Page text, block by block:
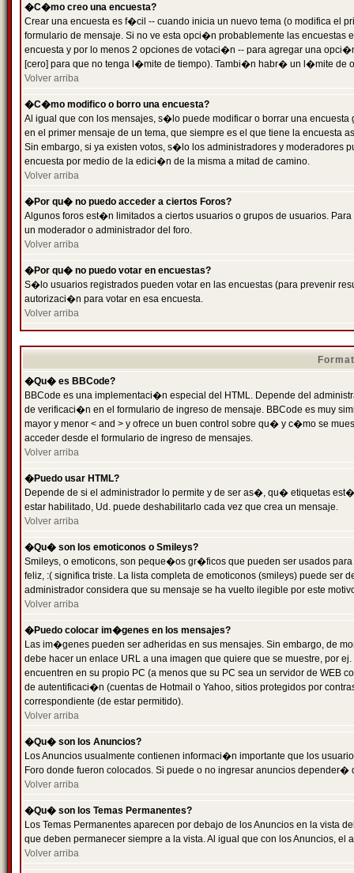
�C�mo creo una encuesta?
Crear una encuesta es f�cil -- cuando inicia un nuevo tema (o modifica el
formulario de mensaje. Si no ve esta opci�n probablemente las
encuesta y por lo menos 2 opciones de votaci�n -- para agregar una
[cero] para que no tenga l�mite de tiempo). Tambi�n habr� un l�mite de
Volver arriba
�C�mo modifico o borro una encuesta?
Al igual que con los mensajes, s�lo puede modificar o borrar una
en el primer mensaje de un tema, que siempre es el que tiene la encuesta
Sin embargo, si ya existen votos, s�lo los administradores y moderadores
encuesta por medio de la edici�n de la misma a mitad de camino.
Volver arriba
�Por qu� no puedo acceder a ciertos Foros?
Algunos foros est�n limitados a ciertos usuarios o grupos de usuarios.
un moderador o administrador del foro.
Volver arriba
�Por qu� no puedo votar en encuestas?
S�lo usuarios registrados pueden votar en las encuestas (para prevenir
autorizaci�n para votar en esa encuesta.
Volver arriba
�Qu� es BBCode?
BBCode es una implementaci�n especial del HTML. Depende del
de verificaci�n en el formulario de ingreso de mensaje. BBCode es muy
mayor y menor < and > y ofrece un buen control sobre qu� y c�mo se
acceder desde el formulario de ingreso de mensajes.
Volver arriba
�Puedo usar HTML?
Depende de si el administrador lo permite y de ser as�, qu� etiquetas
estar habilitado, Ud. puede deshabilitarlo cada vez que crea un mensaje.
Volver arriba
�Qu� son los emoticonos o Smileys?
Smileys, o emoticons, son peque�os gr�ficos que pueden ser usados
feliz, :( significa triste. La lista completa de emoticonos (smileys) puede
administrador considera que su mensaje se ha vuelto ilegible por este
Volver arriba
�Puedo colocar im�genes en los mensajes?
Las im�genes pueden ser adheridas en sus mensajes. Sin embargo, de
debe hacer un enlace URL a una imagen que quiere que se muestre, por
encuentren en su propio PC (a menos que su PC sea un servidor de
de autentificaci�n (cuentas de Hotmail o Yahoo, sitios protegidos por
correspondiente (de estar permitido).
Volver arriba
�Qu� son los Anuncios?
Los Anuncios usualmente contienen informaci�n importante que los
Foro donde fueron colocados. Si puede o no ingresar anuncios
Volver arriba
�Qu� son los Temas Permanentes?
Los Temas Permanentes aparecen por debajo de los Anuncios en la
que deben permanecer siempre a la vista. Al igual que con los Anuncios,
Volver arriba